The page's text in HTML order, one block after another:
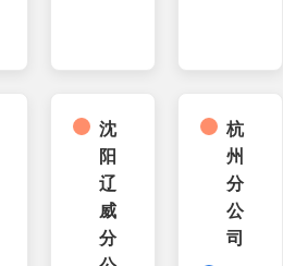
沈
阳
辽
威
分
杭
州
分
公
司